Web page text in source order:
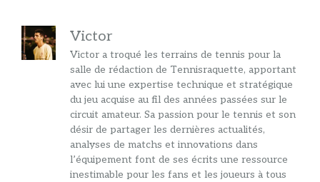
Victor
Victor a troqué les terrains de tennis pour la
salle de rédaction de Tennisraquette, apportant
avec lui une expertise technique et stratégique
du jeu acquise au fil des années passées sur le
circuit amateur. Sa passion pour le tennis et son
désir de partager les dernières actualités,
analyses de matchs et innovations dans
l’équipement font de ses écrits une ressource
inestimable pour les fans et les joueurs à tous